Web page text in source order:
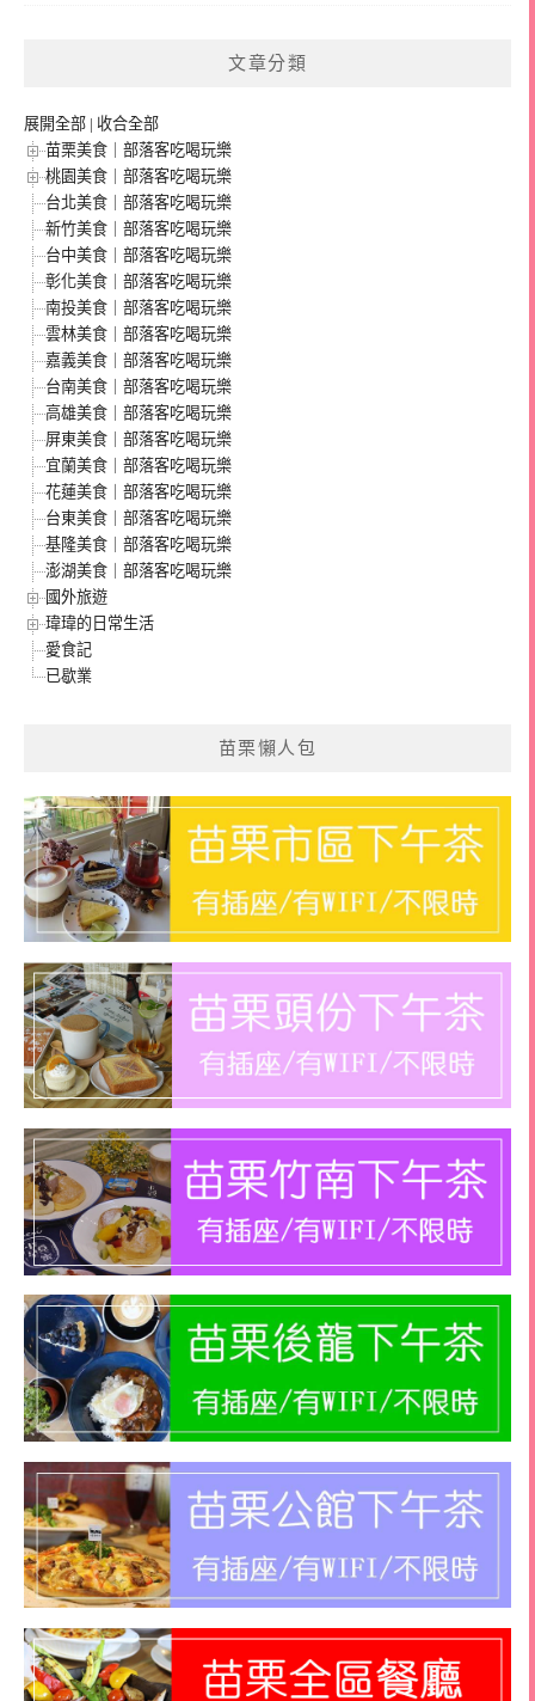
文章分類
展開全部 | 收合全部
苗栗美食｜部落客吃喝玩樂
桃園美食｜部落客吃喝玩樂
台北美食｜部落客吃喝玩樂
新竹美食｜部落客吃喝玩樂
台中美食｜部落客吃喝玩樂
彰化美食｜部落客吃喝玩樂
南投美食｜部落客吃喝玩樂
雲林美食｜部落客吃喝玩樂
嘉義美食｜部落客吃喝玩樂
台南美食｜部落客吃喝玩樂
高雄美食｜部落客吃喝玩樂
屏東美食｜部落客吃喝玩樂
宜蘭美食｜部落客吃喝玩樂
花蓮美食｜部落客吃喝玩樂
台東美食｜部落客吃喝玩樂
基隆美食｜部落客吃喝玩樂
澎湖美食｜部落客吃喝玩樂
國外旅遊
瑋瑋的日常生活
愛食記
已歇業
苗栗懶人包